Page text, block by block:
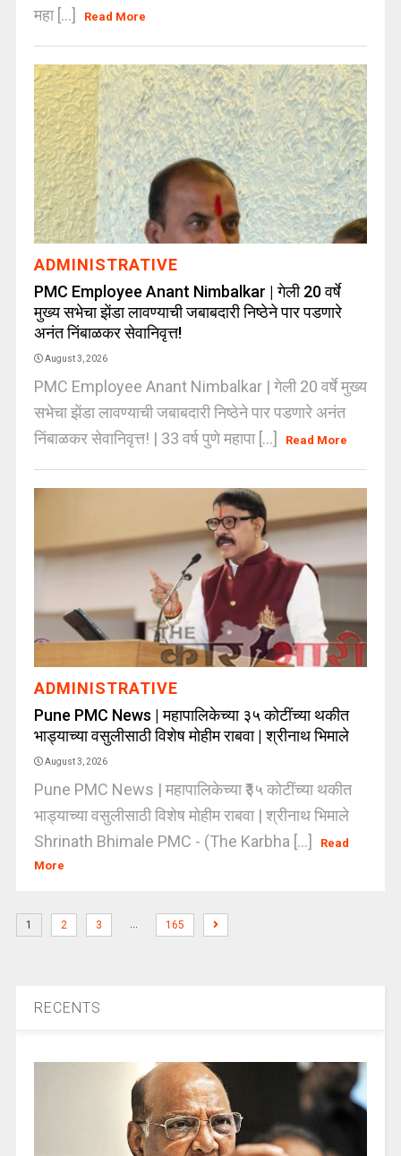
महा [...]
Read More
ADMINISTRATIVE
PMC Employee Anant Nimbalkar | गेली 20 वर्षे
मुख्य सभेचा झेंडा लावण्याची जबाबदारी निष्ठेने पार पडणारे
अनंत निंबाळकर सेवानिवृत्त!
August 3, 2026
PMC Employee Anant Nimbalkar | गेली 20 वर्षे मुख्य
सभेचा झेंडा लावण्याची जबाबदारी निष्ठेने पार पडणारे अनंत
निंबाळकर सेवानिवृत्त! | 33 वर्ष पुणे महापा [...]
Read More
ADMINISTRATIVE
Pune PMC News | महापालिकेच्या ₹३५ कोटींच्या थकीत
भाड्याच्या वसुलीसाठी विशेष मोहीम राबवा | श्रीनाथ भिमाले
August 3, 2026
Pune PMC News | महापालिकेच्या ₹३५ कोटींच्या थकीत
भाड्याच्या वसुलीसाठी विशेष मोहीम राबवा | श्रीनाथ भिमाले
Shrinath Bhimale PMC - (The Karbha [...]
Read
More
1 2 3 … 165
RECENTS